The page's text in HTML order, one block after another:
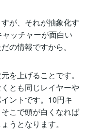
が、それが抽象化す
ッチャーが面白い
の情報ですから。
を上げることです。
とも同じレイヤーや
ントです。10円キ
こで頭が白くなれば
うとなります。